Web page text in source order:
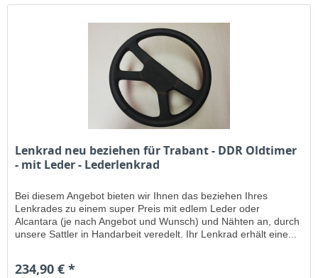
Lenkrad neu beziehen für Trabant - DDR Oldtimer
- mit Leder - Lederlenkrad
Bei diesem Angebot bieten wir Ihnen das beziehen Ihres
Lenkrades zu einem super Preis mit edlem Leder oder
Alcantara (je nach Angebot und Wunsch) und Nähten an, durch
unsere Sattler in Handarbeit veredelt. Ihr Lenkrad erhält eine...
234,90 € *